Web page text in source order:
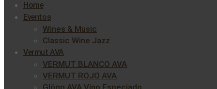
Home
Eventos
Wines & Music
Classic Wine Jazz
Vermut AVA
VERMUT BLANCO AVA
VERMUT ROJO AVA
Glögg AVA Vino Especiado